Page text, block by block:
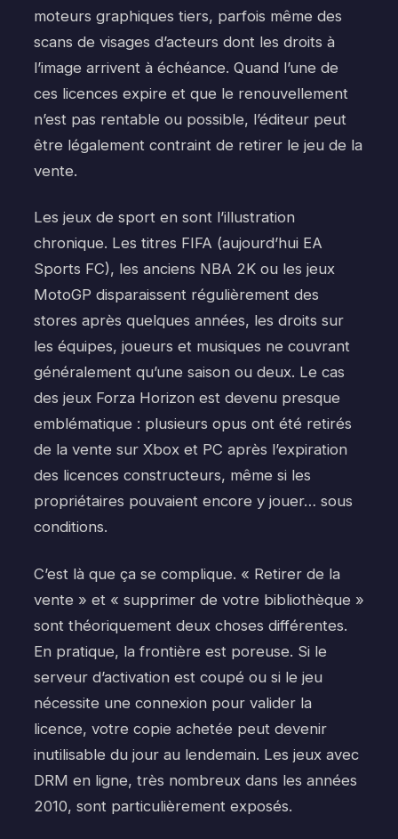
moteurs graphiques tiers, parfois même des
scans de visages d’acteurs dont les droits à
l’image arrivent à échéance. Quand l’une de
ces licences expire et que le renouvellement
n’est pas rentable ou possible, l’éditeur peut
être légalement contraint de retirer le jeu de la
vente.
Les jeux de sport en sont l’illustration
chronique. Les titres FIFA (aujourd’hui EA
Sports FC), les anciens NBA 2K ou les jeux
MotoGP disparaissent régulièrement des
stores après quelques années, les droits sur
les équipes, joueurs et musiques ne couvrant
généralement qu’une saison ou deux. Le cas
des jeux Forza Horizon est devenu presque
emblématique : plusieurs opus ont été retirés
de la vente sur Xbox et PC après l’expiration
des licences constructeurs, même si les
propriétaires pouvaient encore y jouer… sous
conditions.
C’est là que ça se complique. « Retirer de la
vente » et « supprimer de votre bibliothèque »
sont théoriquement deux choses différentes.
En pratique, la frontière est poreuse. Si le
serveur d’activation est coupé ou si le jeu
nécessite une connexion pour valider la
licence, votre copie achetée peut devenir
inutilisable du jour au lendemain. Les jeux avec
DRM en ligne, très nombreux dans les années
2010, sont particulièrement exposés.